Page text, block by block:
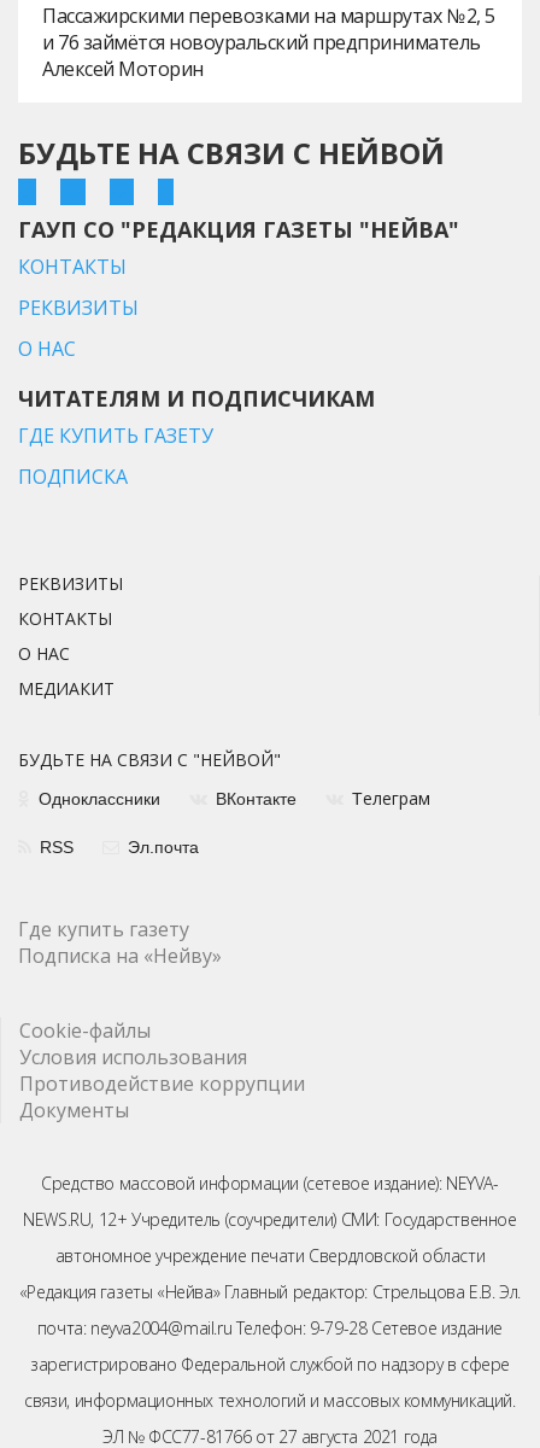
Пассажирскими перевозками на маршрутах № 2, 5
и 76 займётся новоуральский предприниматель
Алексей Моторин
БУДЬТЕ НА СВЯЗИ С НЕЙВОЙ
ГАУП СО "РЕДАКЦИЯ ГАЗЕТЫ "НЕЙВА"
КОНТАКТЫ
РЕКВИЗИТЫ
О НАС
ЧИТАТЕЛЯМ И ПОДПИСЧИКАМ
ГДЕ КУПИТЬ ГАЗЕТУ
ПОДПИСКА
РЕКВИЗИТЫ
КОНТАКТЫ
О НАС
МЕДИАКИТ
БУДЬТЕ НА СВЯЗИ С "НЕЙВОЙ"
Одноклассники ВКонтакте Телеграм
RSS Эл.почта
Где купить газету
Подписка на «Нейву»
Cookie-файлы
Условия использования
Противодействие коррупции
Документы
Средство массовой информации (сетевое издание): NEYVA-
NEWS.RU, 12+ Учредитель (соучредители) СМИ: Государственное
автономное учреждение печати Свердловской области
«Редакция газеты «Нейва» Главный редактор: Стрельцова Е.В. Эл.
почта: neyva2004@mail.ru Телефон: 9-79-28 Сетевое издание
зарегистрировано Федеральной службой по надзору в сфере
связи, информационных технологий и массовых коммуникаций.
ЭЛ № ФСС77-81766 от 27 августа 2021 года